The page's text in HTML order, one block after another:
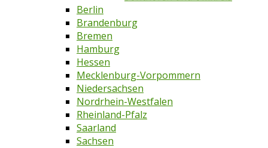
Berlin
Brandenburg
Bremen
Hamburg
Hessen
Mecklenburg-Vorpommern
Niedersachsen
Nordrhein-Westfalen
Rheinland-Pfalz
Saarland
Sachsen